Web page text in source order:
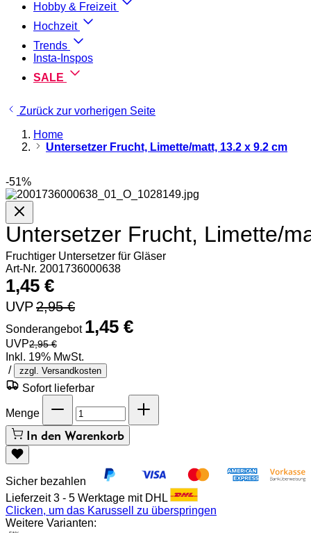
Hobby & Freizeit
Hochzeit
Trends
Insta-Inspos
SALE
Zurück zur vorherigen Seite
Home
Untersetzer Frucht, Limette/matt, 13.2 x 9.2 cm
-51%
Untersetzer Frucht, Limette/
Fruchtiger Untersetzer für Gläser
Art-Nr. 2001736000638
1,45 €
UVP2,95 €
Sonderangebot 1,45 €
UVP2,95 €
Inkl. 19% MwSt.
/
zzgl. Versandkosten
Sofort lieferbar
Menge
In den Warenkorb
Sicher bezahlen
Lieferzeit 3 - 5 Werktage mit DHL
Clicken, um das Karussell zu überspringen
Weitere Varianten: